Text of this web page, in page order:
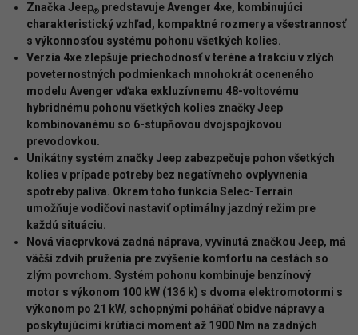
Značka Jeep® predstavuje Avenger 4xe, kombinujúci
charakteristický vzhľad, kompaktné rozmery a všestrannosť
s výkonnosťou systému pohonu všetkých kolies.
Verzia 4xe zlepšuje priechodnosť v teréne a trakciu v zlých
poveternostných podmienkach mnohokrát oceneného
modelu Avenger vďaka exkluzívnemu 48-voltovému
hybridnému pohonu všetkých kolies značky Jeep
kombinovanému so 6-stupňovou dvojspojkovou
prevodovkou.
Unikátny systém značky Jeep zabezpečuje pohon všetkých
kolies v prípade potreby bez negatívneho ovplyvnenia
spotreby paliva. Okrem toho funkcia Selec-Terrain
umožňuje vodičovi nastaviť optimálny jazdný režim pre
každú situáciu.
Nová viacprvková zadná náprava, vyvinutá značkou Jeep, má
väčší zdvih pruženia pre zvýšenie komfortu na cestách so
zlým povrchom. Systém pohonu kombinuje benzínový
motor s výkonom 100 kW (136 k) s dvoma elektromotormi s
výkonom po 21 kW, schopnými poháňať obidve nápravy a
poskytujúcimi krútiaci moment až 1900 Nm na zadných